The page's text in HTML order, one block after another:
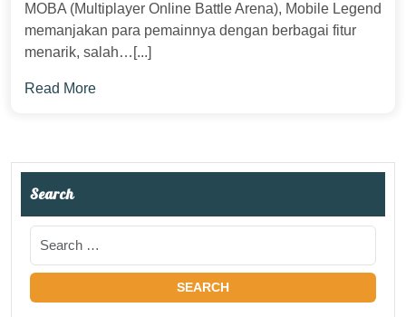
MOBA (Multiplayer Online Battle Arena), Mobile Legend
memanjakan para pemainnya dengan berbagai fitur
menarik, salah…[...]
Read More
Search